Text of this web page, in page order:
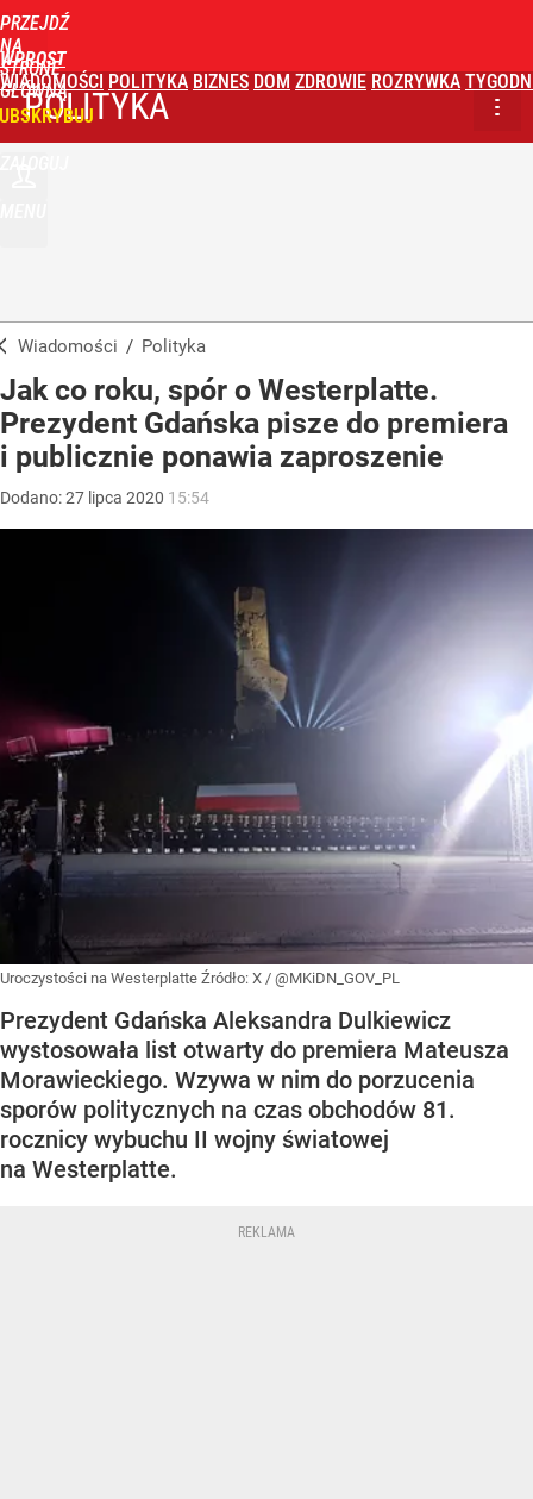
PRZEJDŹ
NA
STRONĘ
GŁÓWNĄ
WPROST
WIADOMOŚCI POLITYKA BIZNES DOM ZDROWIE ROZRYWKA
POLITYKA
Wiadomości / Polityka
Jak co roku, spór o Westerplatte.
Prezydent Gdańska pisze do premiera
i publicznie ponawia zaproszenie
Dodano:27 lipca 2020 15:54
Uroczystości na Westerplatte Źródło: X / @MKiDN_GOV_PL
Prezydent Gdańska Aleksandra Dulkiewicz
wystosowała list otwarty do premiera Mateusza
Morawieckiego. Wzywa w nim do porzucenia
sporów politycznych na czas obchodów 81.
rocznicy wybuchu II wojny światowej
na Westerplatte.